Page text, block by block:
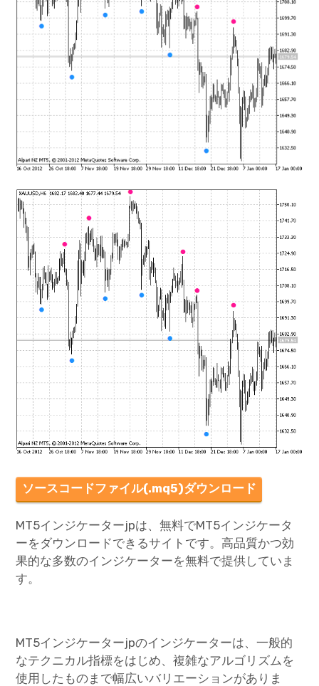
ソースコードファイル(.mq5)ダウンロード
MT5インジケーターjpは、無料でMT5インジケータ
ーをダウンロードできるサイトです。高品質かつ効
果的な多数のインジケーターを無料で提供していま
す。
MT5インジケーターjpのインジケーターは、一般的
なテクニカル指標をはじめ、複雑なアルゴリズムを
使用したものまで幅広いバリエーションがありま